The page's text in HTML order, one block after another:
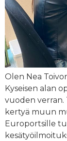
Olen Nea
Kyseisen alan
vuoden
kertyä muun
Europortsille